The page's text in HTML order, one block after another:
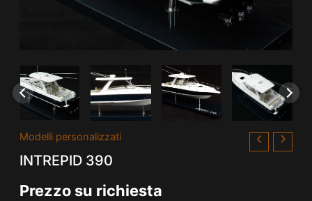
Modelli personalizzati
INTREPID 390
Prezzo su richiesta